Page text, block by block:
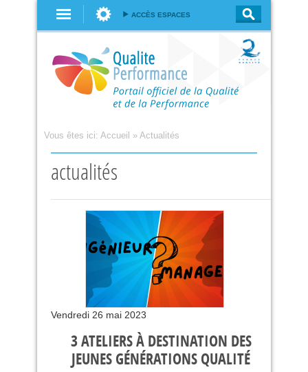
ACCÈS ESPACES
Vous êtes ici: Accueil » Actualités
actualités
Vendredi 26 mai 2023
3 ATELIERS À DESTINATION DES
JEUNES GÉNÉRATIONS QUALITÉ